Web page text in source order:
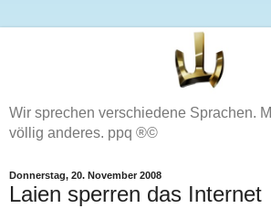
Wir sprechen verschiedene Sprachen.
völlig anderes. ppq ®©
Donnerstag, 20. November 2008
Laien sperren das Internet